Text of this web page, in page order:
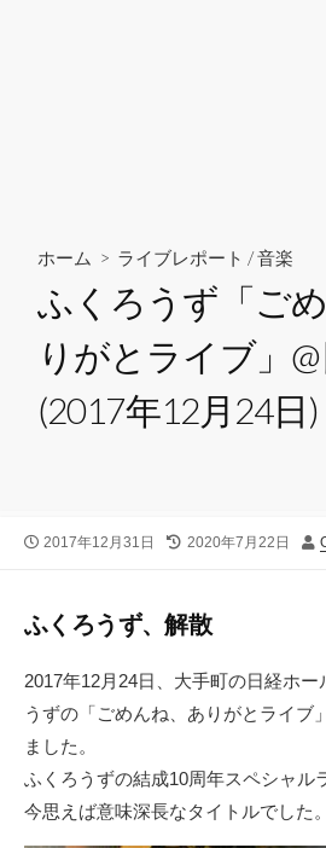
ホーム > ライブレポート /音楽
ふくろうず「ご
りがとライブ」
(2017年12月24日)
公
2017年12月31日
最
新
日
2020年7月22日
ふくろうず、解散
2017年12月24日、大手町の日経ホ
うずの「ごめんね、ありがとライブ
ました。
ふくろうずの結成10周年スペシャル
今思えば意味深長なタイトルでした。